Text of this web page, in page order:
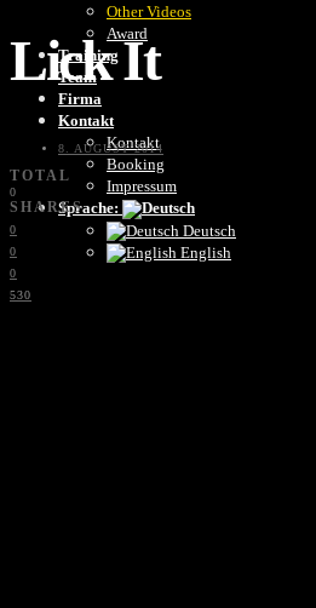
Other Videos
Award
Training
Team
Firma
Kontakt
Kontakt
Booking
Impressum
Sprache:
Deutsch
English
530
Lick It
8. AUGUST 2014
TOTAL
0
SHARES
0
0
0